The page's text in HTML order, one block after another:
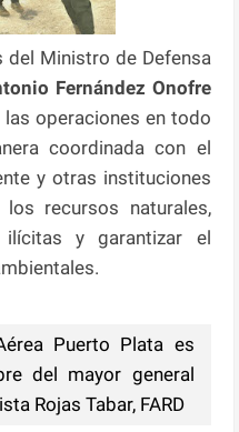
del Ministro de Defensa
Fernández Onofre
operaciones en todo
coordinada con el
y otras instituciones
recursos naturales,
y garantizar el
Puerto Plata es
del mayor general
Rojas Tabar, FARD